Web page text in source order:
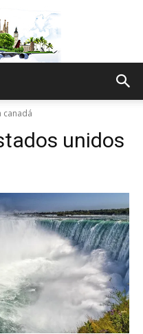
canadá
unidos